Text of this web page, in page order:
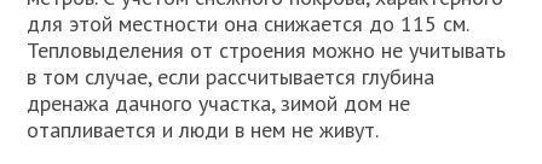
для этой местности она снижается до 115 см.
Тепловыделения от строения можно не учитывать
в том случае, если рассчитывается глубина
дренажа дачного участка, зимой дом не
отапливается и люди в нем не живут.